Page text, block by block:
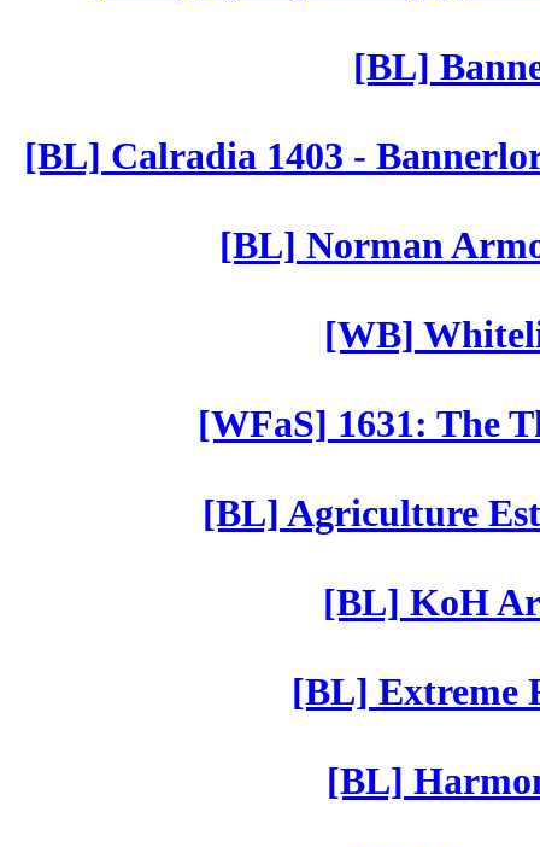
[BL]
[BL] Calradia 1403 -
[BL] Norman
[WB]
[WFaS] 1631: The
[BL] Agriculture
[BL] KoH
[BL] Extreme
[BL]